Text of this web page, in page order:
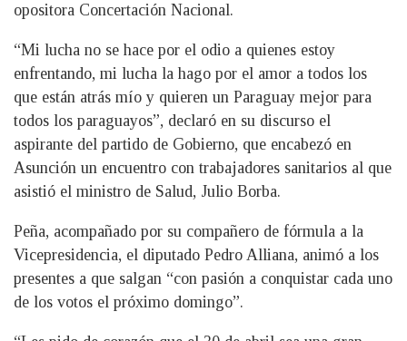
opositora Concertación Nacional.
“Mi lucha no se hace por el odio a quienes estoy
enfrentando, mi lucha la hago por el amor a todos los
que están atrás mío y quieren un Paraguay mejor para
todos los paraguayos”, declaró en su discurso el
aspirante del partido de Gobierno, que encabezó en
Asunción un encuentro con trabajadores sanitarios al que
asistió el ministro de Salud, Julio Borba.
Peña, acompañado por su compañero de fórmula a la
Vicepresidencia, el diputado Pedro Alliana, animó a los
presentes a que salgan “con pasión a conquistar cada uno
de los votos el próximo domingo”.